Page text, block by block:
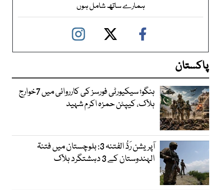
ہمارے ساتھ شامل ہوں
پاکستان
ہنگو؛ سیکیورٹی فورسز کی کارروائی میں 7خوارج
ہلاک، کیپٹن حمزہ اکرم شہید
آپریشن رَدُّ الفتنہ 3: بلوچستان میں فتنۃ
الہندوستان کے 3 دہشتگرد ہلاک